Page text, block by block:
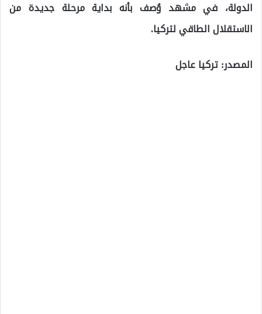
الدولة، في مشهد وُصف بأنه بداية مرحلة جديدة من
الاستقلال الطاقي لتركيا.
المصدر: تركيا عاجل